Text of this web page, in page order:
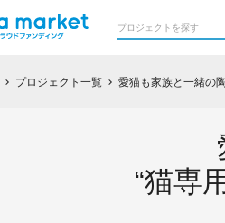
chevron_right プロジェクト一覧 chevron_right 愛猫も家族と一緒の
“猫専